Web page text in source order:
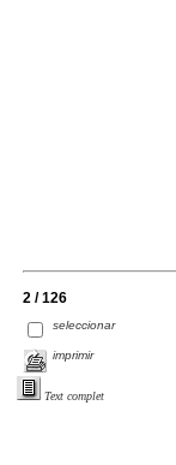
2 / 126
seleccionar
imprimir
Text complet